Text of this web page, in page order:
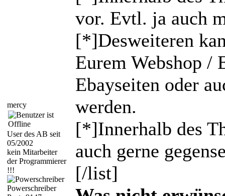
mercy
User des AB seit
05/2002
kein Mitarbeiter
der Programmierer
!!!
Powerschreiber
vor. Evtl. ja auch
[*]Desweiteren
Eurem Webshop /
Ebayseiten oder
werden.
[*]Innerhalb des
auch gerne
[/list]